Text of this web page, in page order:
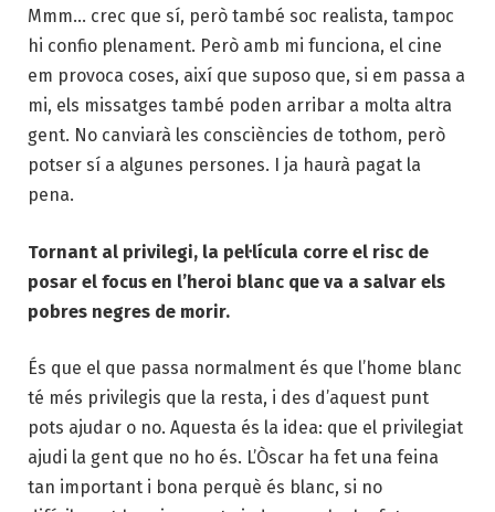
Mmm… crec que sí, però també soc realista, tampoc
hi confio plenament. Però amb mi funciona, el cine
em provoca coses, així que suposo que, si em passa a
mi, els missatges també poden arribar a molta altra
gent. No canviarà les consciències de tothom, però
potser sí a algunes persones. I ja haurà pagat la
pena.
Tornant al privilegi, la pel·lícula corre el risc de
posar el focus en l’heroi blanc que va a salvar els
pobres negres de morir.
És que el que passa normalment és que l’home blanc
té més privilegis que la resta, i des d’aquest punt
pots ajudar o no. Aquesta és la idea: que el privilegiat
ajudi la gent que no ho és. L’Òscar ha fet una feina
tan important i bona perquè és blanc, si no